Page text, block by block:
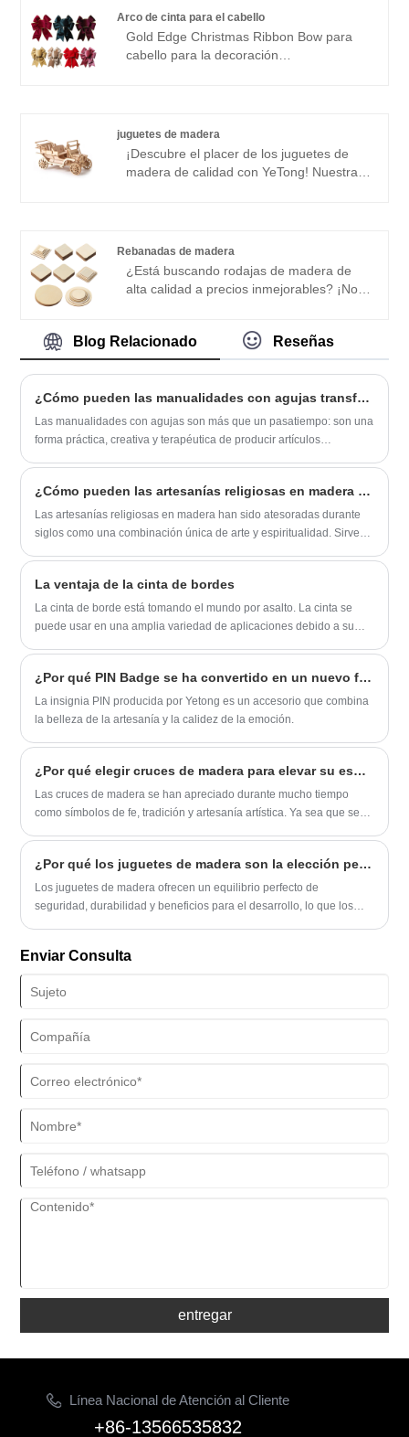
Tamaño: 6.3 cm x 10 yardas
Característica: Bordes con cable
Material maestro: 100% contaminadores
Opciones de paquete: 5 yardas, 10
Arco de cinta para el cabello
Gold Edge Christmas Ribbon Bow para
cabello para la decoración
oscuro, vino rojo, oro, champán, rojo,
rosa polvoriento
Característica: Bow Ribbon Gold Egded
Ocuidad: decoración para Navidad, bodas
envolver regalos, decorar mesas, sillas o
incluso úselo como telón de fondo para
fotomatones.
juguetes de madera
¡Descubre el placer de los juguetes de
madera de calidad con YeTong! Nuestra
vapor, que brindan infinitas horas de
juego educativo e imaginativo.
Rebanadas de madera
¿Está buscando rodajas de madera de
alta calidad a precios inmejorables? ¡No
amplia gama de formas, incluidas
estrellas, corazones, flores, círculos,
diversas necesidades de artesanía.
Blog Relacionado Reseñas
¿Cómo pueden las manualidades con agujas transformar la creatividad en hermosos resultados hechos a mano?
Las manualidades con agujas son más que un pasatiempo: son una
forma práctica, creativa y terapéutica de producir artículos
textil decorativo, estas manualidades ayudan tanto a principiantes
como a profesionales a crear diseños significativos con precisión y
estilo. Esta guía explica cómo funcionan las manualidades con
resultados duraderos.
¿Cómo pueden las artesanías religiosas en madera enriquecer los espacios espirituales y domésticos?
Las artesanías religiosas en madera han sido atesoradas durante
siglos como una combinación única de arte y espiritualidad. Sirven
artículo explora el significado, los tipos, las técnicas de elaboración
y los consejos de cuidado de las artesanías religiosas en madera,
ayudando a los clientes a comprender cómo estos productos
La ventaja de la cinta de bordes
La cinta de borde está tomando el mundo por asalto. La cinta se
puede usar en una amplia variedad de aplicaciones debido a su
las ventajas del uso de cinta bordeada.
¿Por qué PIN Badge se ha convertido en un nuevo favorito en la coincidencia de moda?
La insignia PIN producida por Yetong es un accesorio que combina
la belleza de la artesanía y la calidez de la emoción.
¿Por qué elegir cruces de madera para elevar su espacio y conexión espiritual?
Las cruces de madera se han apreciado durante mucho tiempo
como símbolos de fe, tradición y artesanía artística. Ya sea que se
significado a cualquier entorno.
¿Por qué los juguetes de madera son la elección perfecta para los niños?
Los juguetes de madera ofrecen un equilibrio perfecto de
seguridad, durabilidad y beneficios para el desarrollo, lo que los
destacando como una alternativa superior a los juguetes de
Enviar Consulta
entregar
Línea Nacional de Atención al Cliente
+86-13566535832